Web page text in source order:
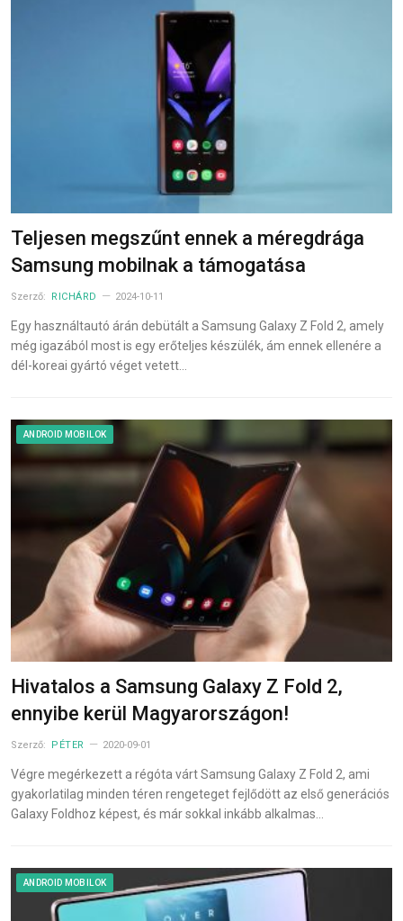
Teljesen megszűnt ennek a méregdrága
Samsung mobilnak a támogatása
Szerző: RICHÁRD 2024-10-11
Egy használtautó árán debütált a Samsung Galaxy Z Fold 2, amely
még igazából most is egy erőteljes készülék, ám ennek ellenére a
dél-koreai gyártó véget vetett…
ANDROID MOBILOK
Hivatalos a Samsung Galaxy Z Fold 2,
ennyibe kerül Magyarországon!
Szerző: PÉTER 2020-09-01
Végre megérkezett a régóta várt Samsung Galaxy Z Fold 2, ami
gyakorlatilag minden téren rengeteget fejlődött az első generációs
Galaxy Foldhoz képest, és már sokkal inkább alkalmas…
ANDROID MOBILOK